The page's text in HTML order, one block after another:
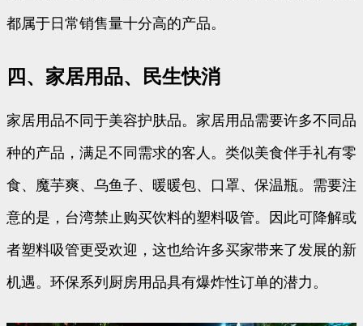
都属于日常销售量十分高的产品。
四、家居用品、民生快消
家居用品不同于美容护肤品。家居用品需要许多不同品
种的产品，满足不同需求的客人。类似美食伴手礼有零
食、魔芋爽、乌鱼子、暖暖包、口罩、保温瓶。需要注
意的是，台湾禁止购买饮料的塑料吸管。因此可降解或
者塑料吸管更受欢迎，这也给许多买家带来了发展的新
机遇。环保系列厨房用品具有爆炸性订单的潜力。